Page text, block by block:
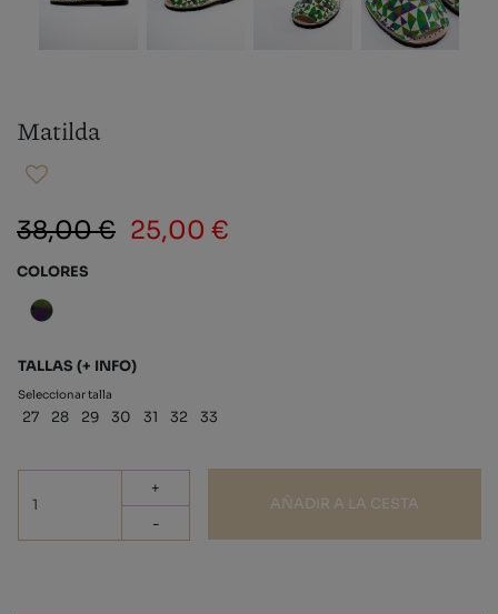
Matilda
38,00 € 25,00 €
COLORES
TALLAS (+ INFO)
Seleccionar talla
27 28 29 30 31 32 33
+
-
AÑADIR A LA CESTA